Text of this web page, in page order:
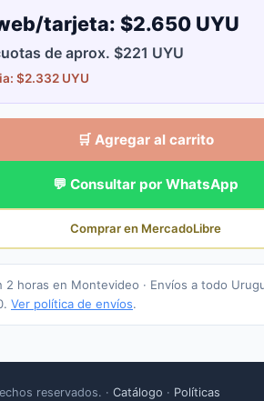
tarjeta: $2.650 UYU
de aprox. $221 UYU
$2.332 UYU
🛒 Agregar al carrito
💬 Consultar por WhatsApp
Comprar en MercadoLibre
2 horas en Montevideo · Envíos a todo
Ver política de envíos.
reservados. · Catálogo · Políticas